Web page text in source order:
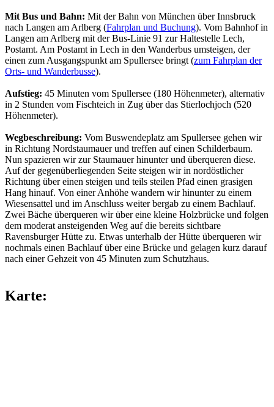
Mit Bus und Bahn: Mit der Bahn von München über Innsbruck
nach Langen am Arlberg (Fahrplan und Buchung). Vom Bahnhof in
Langen am Arlberg mit der Bus-Linie 91 zur Haltestelle Lech,
Postamt. Am Postamt in Lech in den Wanderbus umsteigen, der
einen zum Ausgangspunkt am Spullersee bringt (zum Fahrplan der
Orts- und Wanderbusse).
Aufstieg: 45 Minuten vom Spullersee (180 Höhenmeter), alternativ
in 2 Stunden vom Fischteich in Zug über das Stierlochjoch (520
Höhenmeter).
Wegbeschreibung: Vom Buswendeplatz am Spullersee gehen wir
in Richtung Nordstaumauer und treffen auf einen Schilderbaum.
Nun spazieren wir zur Staumauer hinunter und überqueren diese.
Auf der gegenüberliegenden Seite steigen wir in nordöstlicher
Richtung über einen steigen und teils steilen Pfad einen grasigen
Hang hinauf. Von einer Anhöhe wandern wir hinunter zu einem
Wiesensattel und im Anschluss weiter bergab zu einem Bachlauf.
Zwei Bäche überqueren wir über eine kleine Holzbrücke und folgen
dem moderat ansteigenden Weg auf die bereits sichtbare
Ravensburger Hütte zu. Etwas unterhalb der Hütte überqueren wir
nochmals einen Bachlauf über eine Brücke und gelagen kurz darauf
nach einer Gehzeit von 45 Minuten zum Schutzhaus.
Karte: